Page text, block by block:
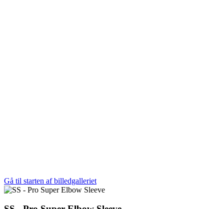
Gå til starten af billedgalleriet